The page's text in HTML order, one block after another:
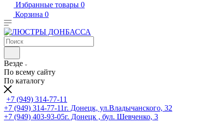
Избранные товары 0
Корзина 0
Везде
По всему сайту
По каталогу
+7 (949) 314-77-11
+7 (949) 314-77-11г. Донецк, ул.Владычанского, 32
+7 (949) 403-93-05г. Донецк , бул. Шевченко, 3